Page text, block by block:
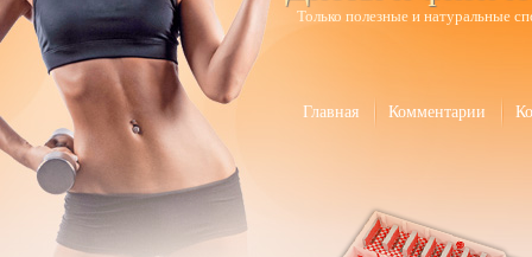
Только полезные и натуральные
Главная Комментарии